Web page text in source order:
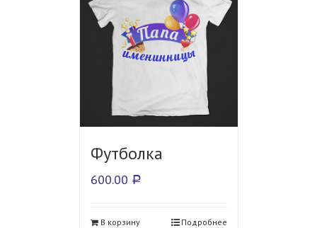
Футболка
600.00 Р
В корзину Подробнее